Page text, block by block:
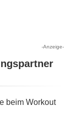
-Anzeige-
beim Workout